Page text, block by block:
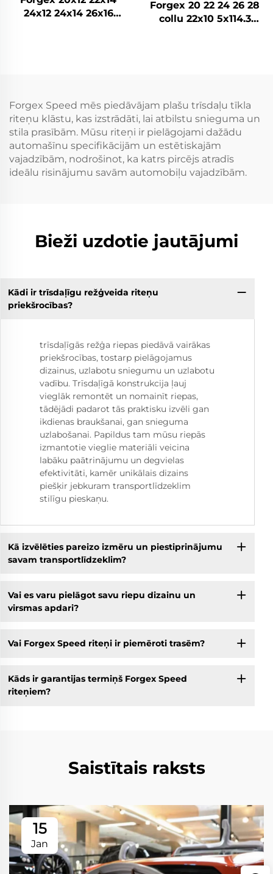
24x12 24x14 26x16
Forgex 20 22 24 26 28
collu 22x10 5x114.3
Forgex Speed mēs piedāvājam plašu trīsdaļu tīkla
riteņu klāstu, kas izstrādāti, lai atbilstu snieguma un
stila prasībām. Mūsu riteņi ir pielāgojami dažādu
automašīnu specifikācijām un estētiskajām
vajadzībām, nodrošinot, ka katrs pircējs atradīs
ideālu risinājumu savām automobiļu vajadzībām.
Bieži uzdotie jautājumi
Kādi ir trīsdaļīgu režģveida riteņu
priekšrocības?
trīsdaļīgās režģa riepas piedāvā vairākas
priekšrocības, tostarp pielāgojamus
dizainus, uzlabotu sniegumu un uzlabotu
vadību. Trīsdaļīgā konstrukcija ļauj
vieglāk remontēt un nomainīt riepas,
tādējādi padarot tās praktisku izvēli gan
ikdienas braukšanai, gan snieguma
uzlabošanai. Papildus tam mūsu riepās
izmantotie vieglie materiāli veicina
labāku paātrinājumu un degvielas
efektivitāti, kamēr unikālais dizains
piešķir jebkuram transportlīdzeklim
stilīgu pieskaņu.
Kā izvēlēties pareizo izmēru un piestiprinājumu
savam transportlīdzeklim?
Vai es varu pielāgot savu riepu dizainu un
virsmas apdari?
Vai Forgex Speed riteņi ir piemēroti trasēm?
Kāds ir garantijas termiņš Forgex Speed
riteņiem?
Saistītais raksts
15
Jan